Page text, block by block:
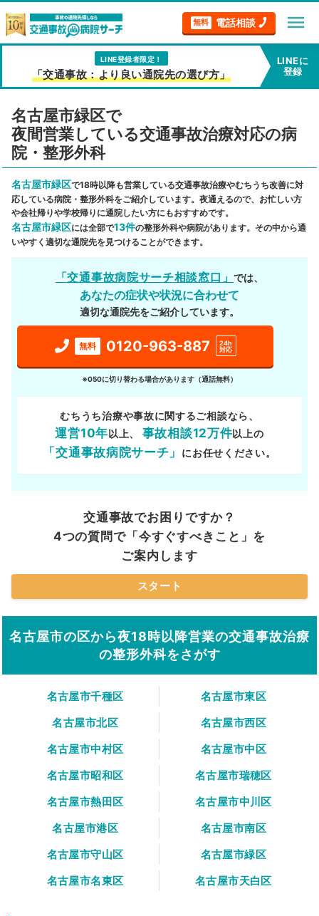
無料 電話相談 menu
LINE登録者限定！
「交通事故：より良い通院先の選び方」
LINEに
登録
名古屋市緑区で
夜間営業している交通事故治療対応の病
院・整形外科
名古屋市緑区で18時以降も営業している交通事故治療やむちうち改善に対
応している病院・整形外科をご紹介しています。夜通えるので、お忙しい方
や会社帰りや学校帰りに通院したい方にもおすすめです。
名古屋市緑区には全部で13件の整形外科や病院があります。その中から通
いやすく適切な通院先を見つけることができます。
「交通事故病院サーチ相談窓口」では、
あなたの症状や状況に合わせて
適切な通院先をご紹介しています。
無料 0120-963-887
24h
対応
※050に切り替わる場合があります（通話無料）
むちうち治療や事故に関するご相談なら、
運営10年以上、 事故相談12万件以上の
「交通事故病院サーチ」 にお任せください。
交通事故でお困りですか？
4つの質問で「今すぐすべきこと」を
ご案内します
スタート
名古屋市の区から夜18時以降営業の交通事故治療
の整形外科をさがす
名古屋市千種区
名古屋市東区
名古屋市北区
名古屋市西区
名古屋市中村区
名古屋市中区
名古屋市昭和区
名古屋市瑞穂区
名古屋市熱田区
名古屋市中川区
名古屋市港区
名古屋市南区
名古屋市守山区
名古屋市緑区
名古屋市名東区
名古屋市天白区